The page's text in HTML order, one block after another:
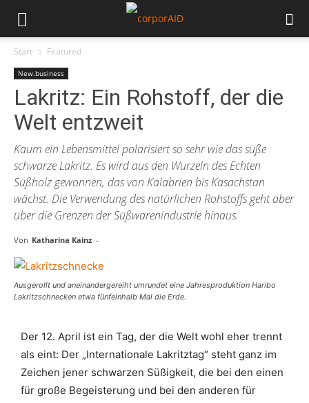
Start Featured
New.business
Lakritz: Ein Rohstoff, der die
Welt entzweit
Kaum ein Lebensmittel polarisiert so sehr wie das süße
schwarze Lakritz. Es wird aus den Wurzeln des Echten
Süßholz gewonnen, das von Kalabrien bis Kasachstan
wächst. Die Verwendung des natürlichen Rohstoffs geht aber
über die Grenzen der Süßwarenindustrie hinaus.
Von Katharina Kainz -
Ausgerollt und aneinandergereiht umrundet eine Jahresproduktion Haribo
Lakritzschnecken etwa fünfeinhalb Mal die Erde.
Der 12. April ist ein Tag, der die Welt wohl eher trennt
als eint: Der „Internationale Lakritztag“ steht ganz im
Zeichen jener schwarzen Süßigkeit, die bei den einen
für große Begeisterung und bei den anderen für